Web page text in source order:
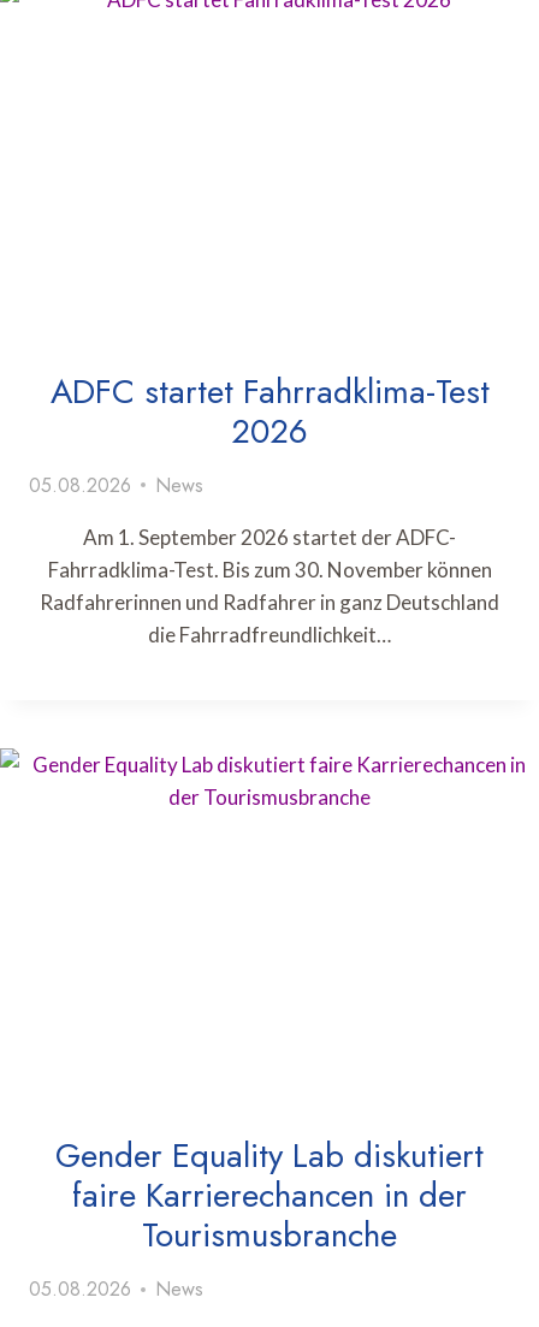
ADFC startet Fahrradklima-Test
2026
05.08.2026 News
Am 1. September 2026 startet der ADFC-
Fahrradklima-Test. Bis zum 30. November können
Radfahrerinnen und Radfahrer in ganz Deutschland
die Fahrradfreundlichkeit…
Gender Equality Lab diskutiert
faire Karrierechancen in der
Tourismusbranche
05.08.2026 News